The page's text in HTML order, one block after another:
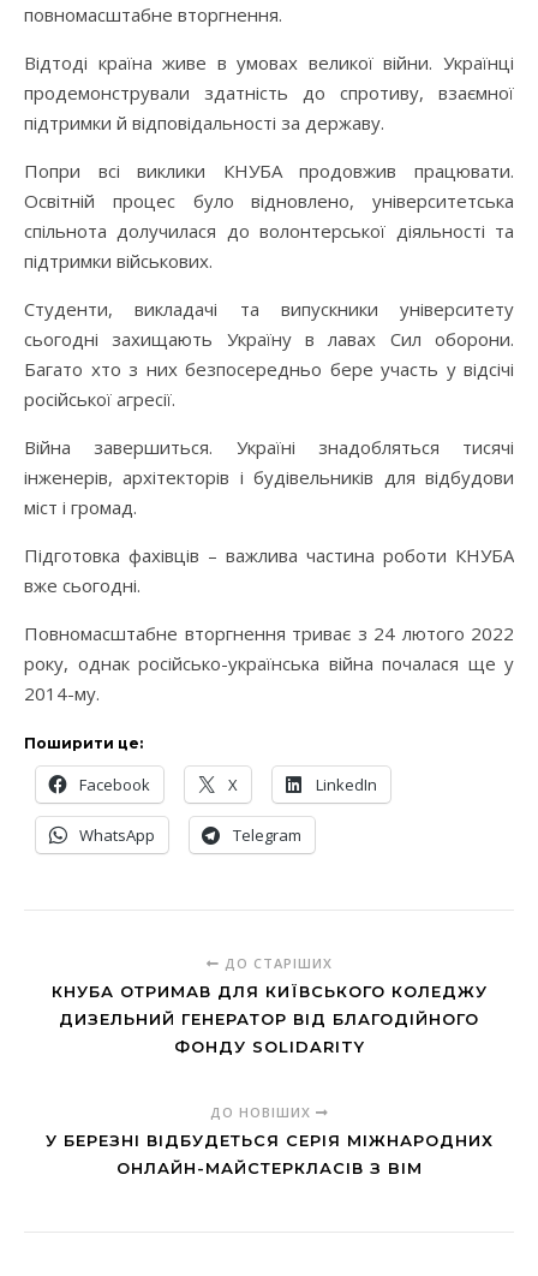
повномасштабне вторгнення.
Відтоді країна живе в умовах великої війни. Українці
продемонстрували здатність до спротиву, взаємної
підтримки й відповідальності за державу.
Попри всі виклики КНУБА продовжив працювати.
Освітній процес було відновлено, університетська
спільнота долучилася до волонтерської діяльності та
підтримки військових.
Студенти, викладачі та випускники університету
сьогодні захищають Україну в лавах Сил оборони.
Багато хто з них безпосередньо бере участь у відсічі
російської агресії.
Війна завершиться. Україні знадобляться тисячі
інженерів, архітекторів і будівельників для відбудови
міст і громад.
Підготовка фахівців – важлива частина роботи КНУБА
вже сьогодні.
Повномасштабне вторгнення триває з 24 лютого 2022
року, однак російсько-українська війна почалася ще у
2014-му.
Поширити це:
Facebook X LinkedIn
WhatsApp Telegram
ДО СТАРІШИХ
КНУБА ОТРИМАВ ДЛЯ КИЇВСЬКОГО КОЛЕДЖУ
ДИЗЕЛЬНИЙ ГЕНЕРАТОР ВІД БЛАГОДІЙНОГО
ФОНДУ SOLIDARITY
ДО НОВІШИХ
У БЕРЕЗНІ ВІДБУДЕТЬСЯ СЕРІЯ МІЖНАРОДНИХ
ОНЛАЙН-МАЙСТЕРКЛАСІВ З BIM